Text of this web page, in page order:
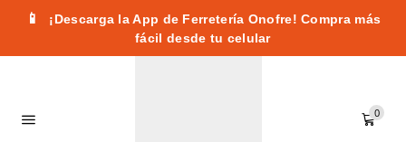
📱
¡Descarga la App de Ferretería Onofre! Compra más
fácil desde tu celular
0